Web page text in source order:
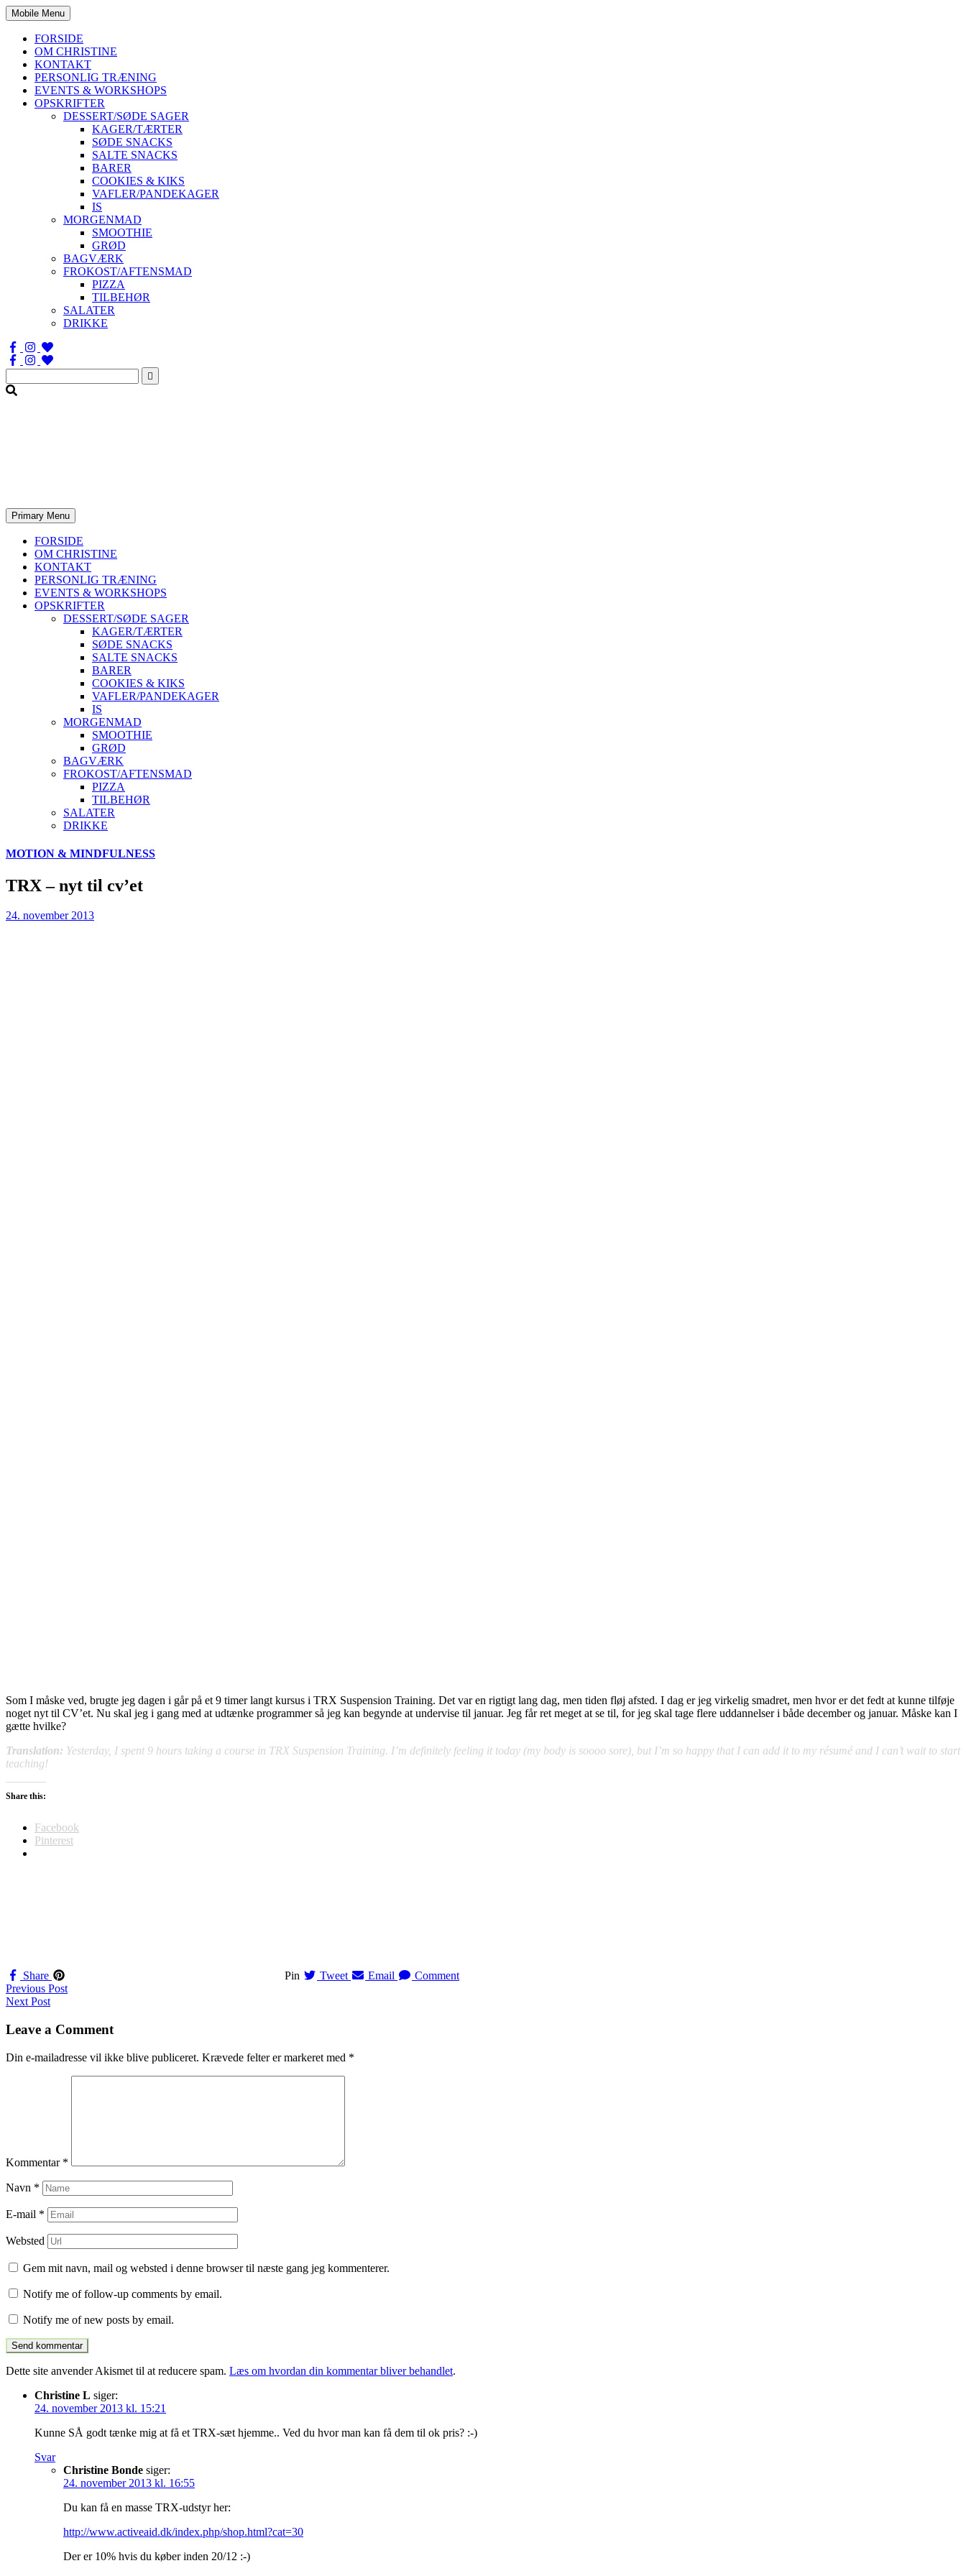
Mobile Menu
FORSIDE
OM CHRISTINE
KONTAKT
PERSONLIG TRÆNING
EVENTS & WORKSHOPS
OPSKRIFTER
DESSERT/SØDE SAGER
KAGER/TÆRTER
SØDE SNACKS
SALTE SNACKS
BARER
COOKIES & KIKS
VAFLER/PANDEKAGER
IS
MORGENMAD
SMOOTHIE
GRØD
BAGVÆRK
FROKOST/AFTENSMAD
PIZZA
TILBEHØR
SALATER
DRIKKE
Søg
efter:
Primary Menu
FORSIDE
OM CHRISTINE
KONTAKT
PERSONLIG TRÆNING
EVENTS & WORKSHOPS
OPSKRIFTER
DESSERT/SØDE SAGER
KAGER/TÆRTER
SØDE SNACKS
SALTE SNACKS
BARER
COOKIES & KIKS
VAFLER/PANDEKAGER
IS
MORGENMAD
SMOOTHIE
GRØD
BAGVÆRK
FROKOST/AFTENSMAD
PIZZA
TILBEHØR
SALATER
DRIKKE
Skip
content
MOTION & MINDFULNESS
TRX – nyt til cv’et
24. november 2013
Som I måske ved, brugte jeg dagen i går på et 9 timer langt kursus i TRX Suspension Training. Det var en rigtigt lang dag, men tiden fløj afsted. I dag er jeg virkelig smadret, men hvor er det fedt at kunne tilføje
noget nyt til CV’et. Nu skal jeg i gang med at udtænke programmer så jeg kan begynde at undervise til januar. Jeg får ret meget at se til, for jeg skal tage flere uddannelser i både december og januar. Måske kan I
gætte hvilke?
Translation: Yesterday, I spent 9 hours taking a course in TRX Suspension Training. I’m definitely feeling it today (my body is soooo sore), but I’m so happy that I can add it to my résumé and I can’t wait to start
teaching!
Share this:
Facebook
Pinterest
Share Pin Tweet Email Comment
Navigation
til
indlæg
Previous Post
Next Post
Leave a Comment
Din e-mailadresse vil ikke blive publiceret. Krævede felter er markeret med *
Kommentar *
Navn *
E-mail *
Websted
Gem mit navn, mail og websted i denne browser til næste gang jeg kommenterer.
Notify me of follow-up comments by email.
Notify me of new posts by email.
Dette site anvender Akismet til at reducere spam. Læs om hvordan din kommentar bliver behandlet.
Christine L siger:
24. november 2013 kl. 15:21
Kunne SÅ godt tænke mig at få et TRX-sæt hjemme.. Ved du hvor man kan få dem til ok pris? :-)
Svar
Christine Bonde siger:
24. november 2013 kl. 16:55
Du kan få en masse TRX-udstyr her:
http://www.activeaid.dk/index.php/shop.html?cat=30
Der er 10% hvis du køber inden 20/12 :-)